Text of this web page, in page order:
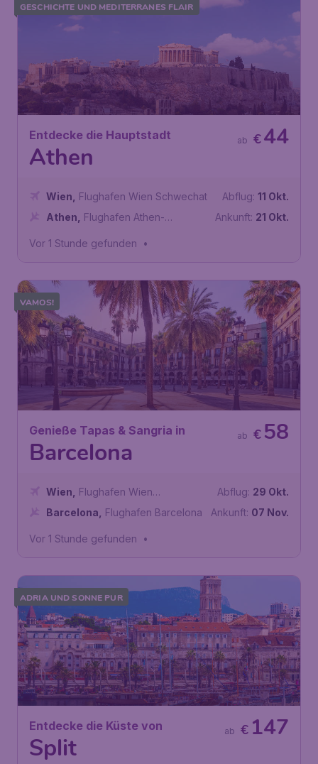
GESCHICHTE UND MEDITERRANES FLAIR
Entdecke die Hauptstadt
Athen
€44
ab
Wien
Flughafen Wien Schwechat
Athen
Flughafen Athen-
Abflug: 11 Okt.
Ankunft: 21 Okt.
Vor 1 Stunde gefunden •
VAMOS!
Genieße Tapas & Sangria in
Barcelona
€ 58
ab
Wien
Flughafen Wien
Schwechat
Barcelona Flughafen Barcelona
Abflug: 29 Okt.
Ankunft: 07 Nov.
Vor 1 Stunde gefunden •
ADRIA UND SONNE PUR
Entdecke die Küste von
Split
€ 147
ab